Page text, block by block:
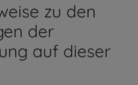
zu den
der
auf dieser